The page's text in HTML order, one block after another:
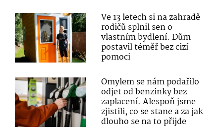
Ve 13 letech si na zahradě
rodičů splnil sen o
vlastním bydlení. Dům
postavil téměř bez cizí
pomoci
Omylem se nám podařilo
odjet od benzinky bez
zaplacení. Alespoň jsme
zjistili, co se stane a za jak
dlouho se na to přijde